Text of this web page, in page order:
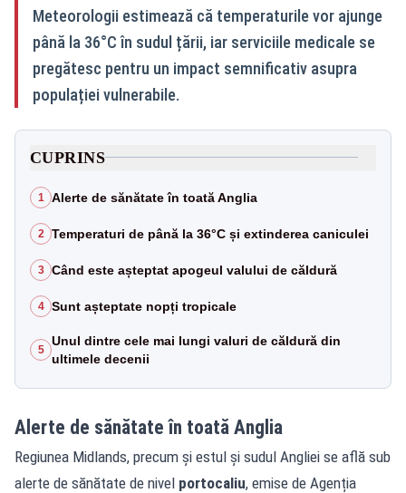
Meteorologii estimează că temperaturile vor ajunge
până la 36°C în sudul țării, iar serviciile medicale se
pregătesc pentru un impact semnificativ asupra
populației vulnerabile.
CUPRINS
1 Alerte de sănătate în toată Anglia
2 Temperaturi de până la 36°C și extinderea caniculei
3 Când este așteptat apogeul valului de căldură
4 Sunt așteptate nopți tropicale
5
Unul dintre cele mai lungi valuri de căldură din
ultimele decenii
Alerte de sănătate în toată Anglia
Regiunea Midlands, precum și estul și sudul Angliei se află sub
alerte de sănătate de nivel portocaliu, emise de Agenția